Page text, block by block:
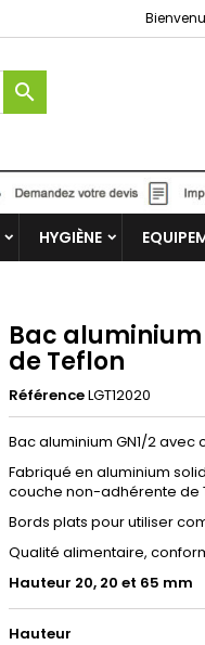

HYGIÈNE
Bac aluminium
de Teflon
RéférenceLGT12020
Bac aluminium GN1/2 avec
Fabriqué en aluminium
couche non-adhérente de
Bords plats pour utiliser
Qualité alimentaire,
Hauteur 20, 20 et 65 mm
Hauteur